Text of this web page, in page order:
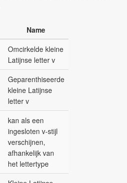
Name
Omcirkelde kleine
Latijnse letter v
Geparenthiseerde
kleine Latijnse
letter v
kan als een
ingesloten v-stijl
verschijnen,
afhankelijk van
het lettertype